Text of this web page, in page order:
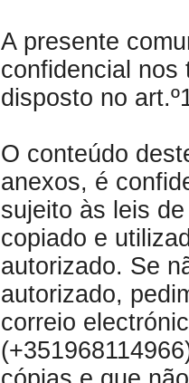
A presente
confidencial nos
disposto no
O conteúdo
anexos, é
sujeito às leis
copiado e
autorizado. Se
autorizado,
correio